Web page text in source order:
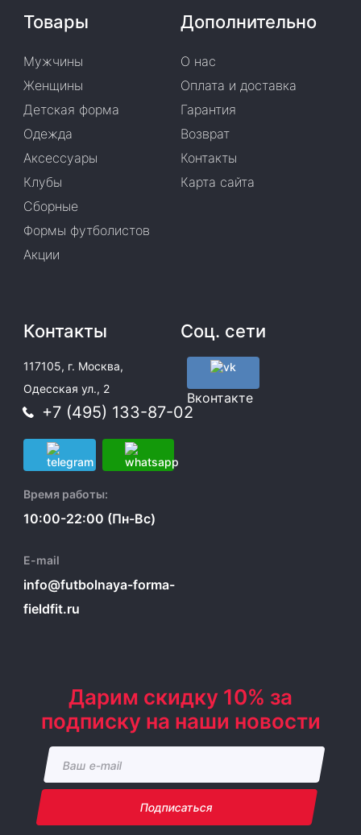
Товары
Мужчины
Женщины
Детская форма
Одежда
Аксессуары
Клубы
Сборные
Формы футболистов
Акции
Дополнительно
О нас
Оплата и доставка
Гарантия
Возврат
Контакты
Карта сайта
Контакты
117105, г. Москва,
Одесская ул., 2
+7 (495) 133-87-02
Время работы:
10:00-22:00 (Пн-Вс)
E-mail
info@futbolnaya-forma-
fieldfit.ru
Соц. сети
Вконтакте
Дарим скидку 10% за
подписку на наши новости
Подписаться